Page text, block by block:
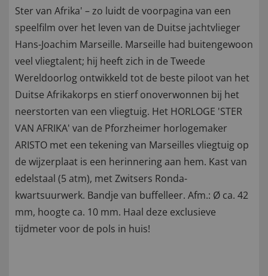
Ster van Afrika' – zo luidt de voorpagina van een
speelfilm over het leven van de Duitse jachtvlieger
Hans-Joachim Marseille. Marseille had buitengewoon
veel vliegtalent; hij heeft zich in de Tweede
Wereldoorlog ontwikkeld tot de beste piloot van het
Duitse Afrikakorps en stierf onoverwonnen bij het
neerstorten van een vliegtuig. Het HORLOGE 'STER
VAN AFRIKA' van de Pforzheimer horlogemaker
ARISTO met een tekening van Marseilles vliegtuig op
de wijzerplaat is een herinnering aan hem. Kast van
edelstaal (5 atm), met Zwitsers Ronda-
kwartsuurwerk. Bandje van buffelleer. Afm.: Ø ca. 42
mm, hoogte ca. 10 mm. Haal deze exclusieve
tijdmeter voor de pols in huis!